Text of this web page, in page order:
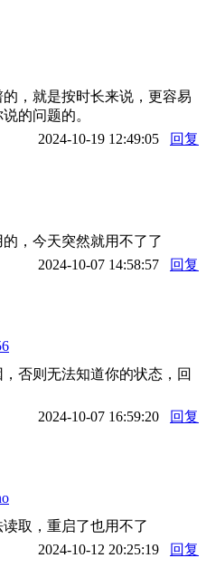
，就是按时长来说，更容易
的问题的。
2024-10-19 12:49:05
回复
，今天突然就用不了了
2024-10-07 14:58:57
回复
否则无法知道你的状态，回
2024-10-07 16:59:20
回复
取，重启了也用不了
2024-10-12 20:25:19
回复